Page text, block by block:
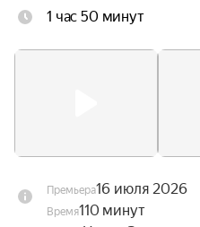
смертью.
1 час 50 минут
Премьера16 июля 2026
Время110 минут